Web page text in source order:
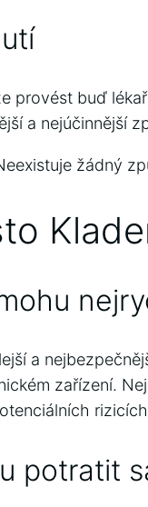
provést buď
a nejúčinnější
žádný
a
zařízení.
potratit